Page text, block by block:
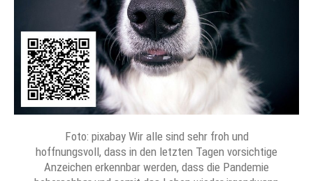
Foto: pixabay Wir alle sind sehr froh und
hoffnungsvoll, dass in den letzten Tagen vorsichtige
Anzeichen erkennbar werden, dass die Pandemie